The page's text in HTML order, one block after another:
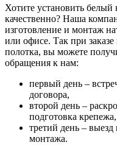
Хотите установить
качественно? Наша
изготовление и монтаж
или офисе. Так при заказе
полотка, вы можете
обращения к нам:
первый день –
договора,
второй день –
подготовка крепежа,
третий день –
монтажа.